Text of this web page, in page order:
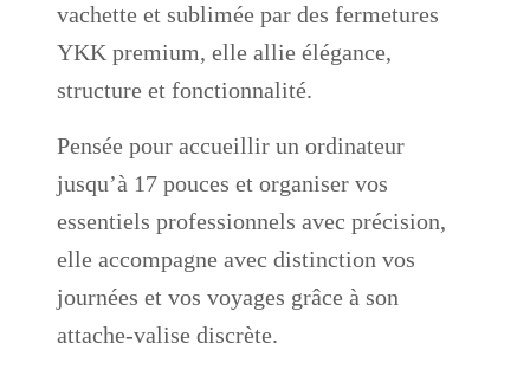
vachette et sublimée par des fermetures
YKK premium, elle allie élégance,
structure et fonctionnalité.
Pensée pour accueillir un ordinateur
jusqu’à 17 pouces et organiser vos
essentiels professionnels avec précision,
elle accompagne avec distinction vos
journées et vos voyages grâce à son
attache-valise discrète.